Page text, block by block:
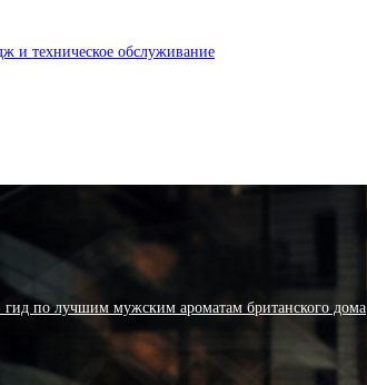
и техническое обслуживание
гид по лучшим мужским ароматам британского дома